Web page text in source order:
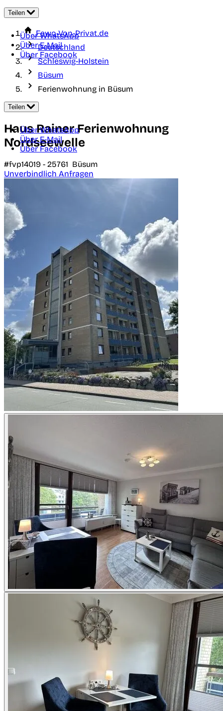
Teilen
Über WhatsApp
Über E-Mail
Über Facebook
Fewo-Von-Privat.de
Deutschland
Schleswig-Holstein
Büsum
Ferienwohnung in Büsum
Teilen
Über WhatsApp
Über E-Mail
Über Facebook
Haus Rainer Ferienwohnung
Nordseewelle
#fvp14019 - 25761 Büsum
Unverbindlich Anfragen